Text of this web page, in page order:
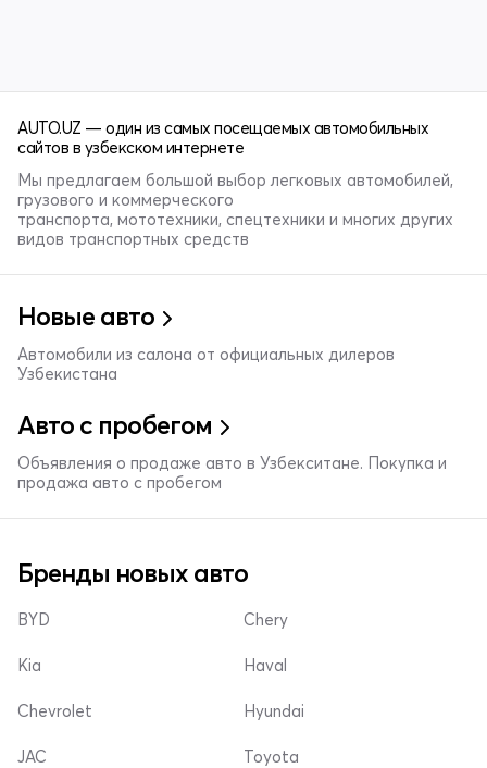
AUTO.UZ — один из самых посещаемых автомобильных
сайтов в узбекском интернете
Мы предлагаем большой выбор легковых автомобилей,
грузового и коммерческого
транспорта, мототехники, спецтехники и многих других
видов транспортных средств
Новые авто
Автомобили из салона от официальных дилеров
Узбекистана
Авто с пробегом
Объявления о продаже авто в Узбекситане. Покупка и
продажа авто с пробегом
Бренды новых авто
BYD
Kia
Chevrolet
Chery
Haval
Hyundai
JAC Toyota